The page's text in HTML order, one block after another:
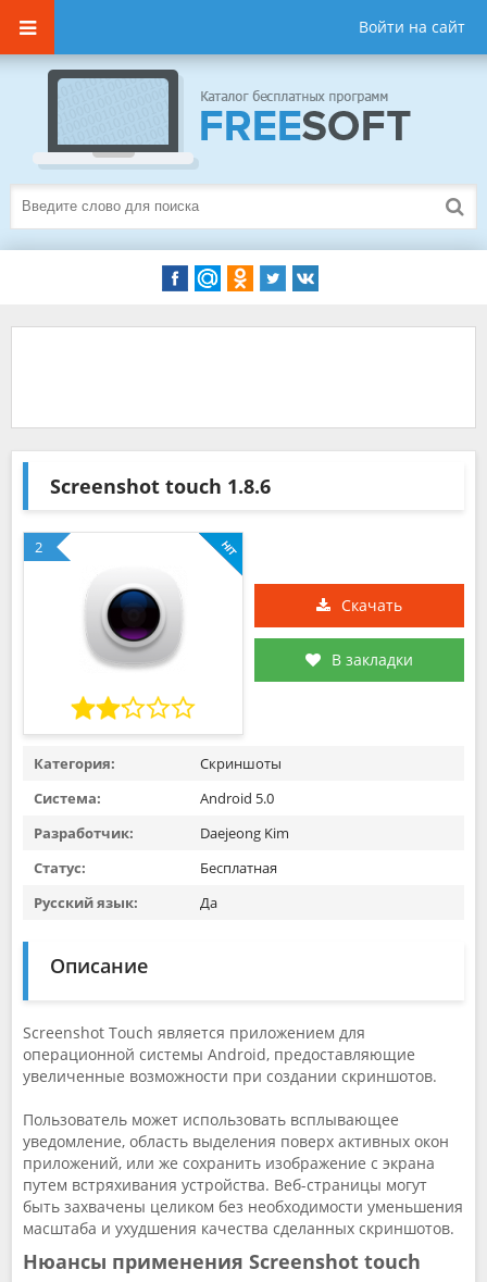
Войти на сайт
Screenshot touch 1.8.6
2
Скачать
В закладки
Категория:
Скриншоты
Система:
Android 5.0
Разработчик:
Daejeong Kim
Статус:
Бесплатная
Русский язык:
Да
Описание
Screenshot Touch является приложением для
операционной системы Android, предоставляющие
увеличенные возможности при создании скриншотов.
Пользователь может использовать всплывающее
уведомление, область выделения поверх активных окон
приложений, или же сохранить изображение с экрана
путем встряхивания устройства. Веб-страницы могут
быть захвачены целиком без необходимости уменьшения
масштаба и ухудшения качества сделанных скриншотов.
Нюансы применения Screenshot touch